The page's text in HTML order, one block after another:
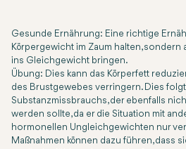
Gesunde Ernährung: Eine richtige
Körpergewicht im Zaum halten, sondern
ins Gleichgewicht bringen.
Übung: Dies kann das Körperfett
des Brustgewebes verringern. Dies
Substanzmissbrauchs, der ebenfalls
werden sollte, da er die Situation mit
hormonellen Ungleichgewichten nur
Maßnahmen können dazu führen, dass